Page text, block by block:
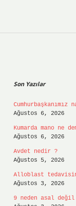
Son Yazılar
Ağustos 6, 2026
Kumarda mano ne
Ağustos 6, 2026
Avdet nedir ?
Ağustos 5, 2026
Alloblast
Ağustos 3, 2026
9 neden asal